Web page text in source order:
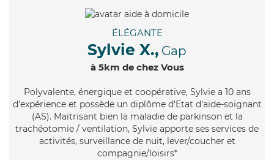
ÉLÉGANTE
Sylvie X., Gap
à 5km de chez Vous
Polyvalente, énergique et coopérative, Sylvie a 10 ans
d'expérience et possède un diplôme d'Etat d'aide-soignant
(AS). Maitrisant bien la maladie de parkinson et la
trachéotomie / ventilation, Sylvie apporte ses services de
activités, surveillance de nuit, lever/coucher et
compagnie/loisirs*